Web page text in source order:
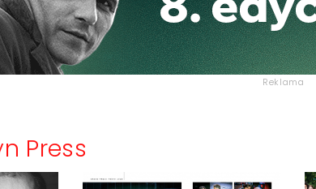
Reklama
Press